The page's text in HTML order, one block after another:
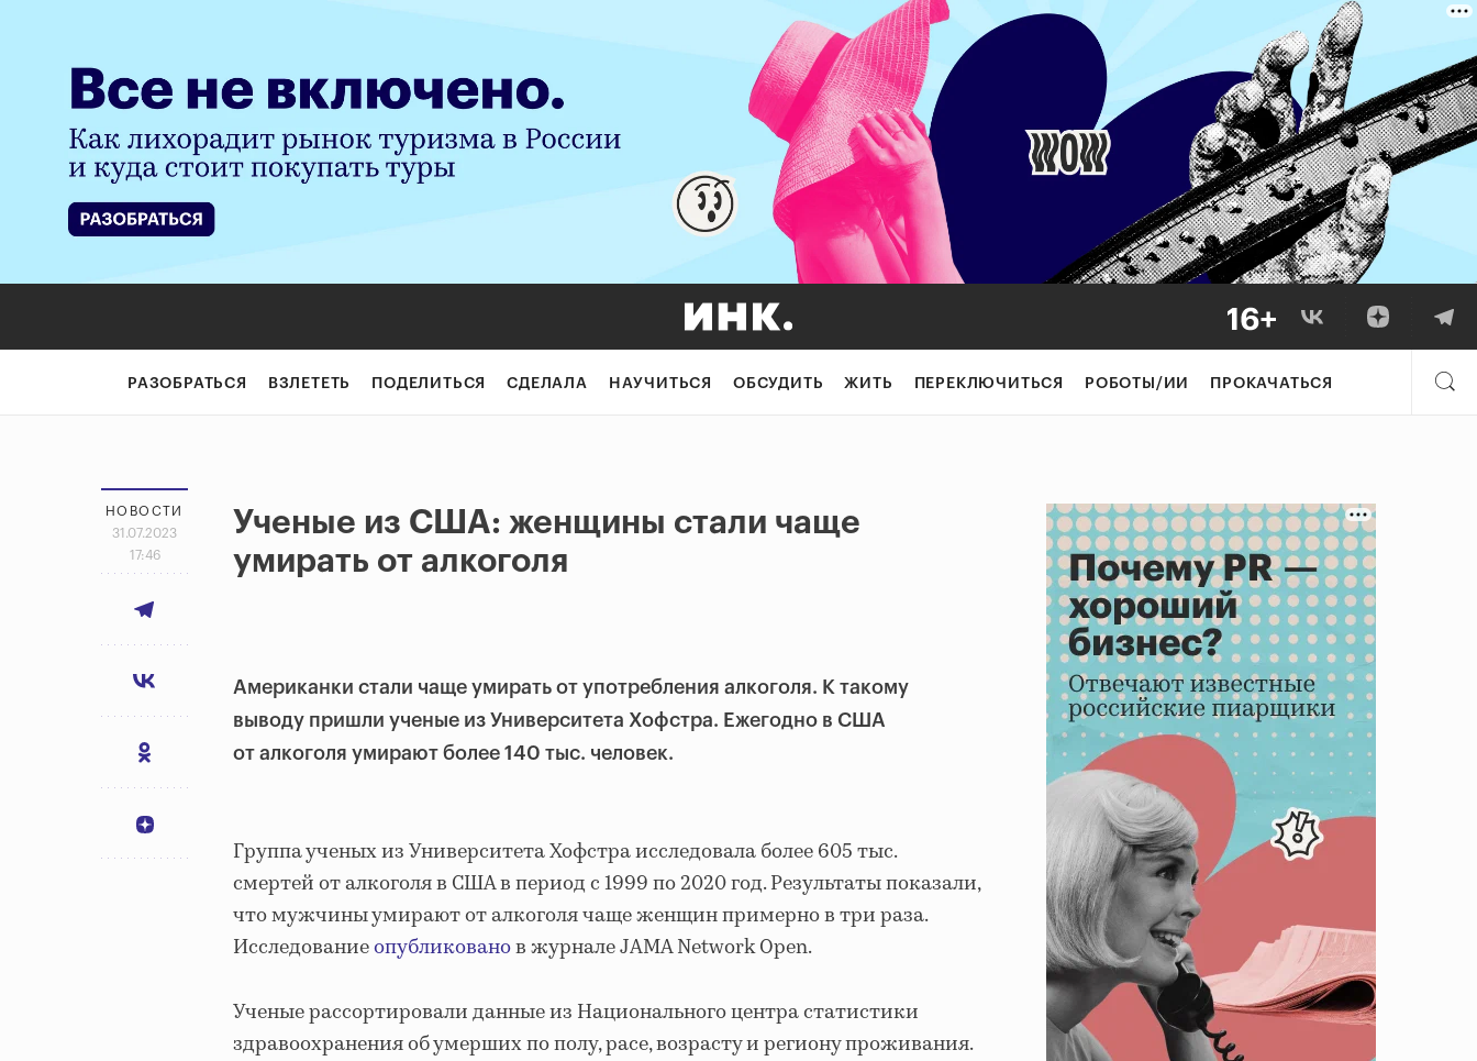
РАЗОБРАТЬСЯ ВЗЛЕТЕТЬ ПОДЕЛИТЬСЯ СДЕЛАЛА НАУЧИТЬСЯ ОБСУДИТЬ ЖИТЬ ПЕРЕКЛЮЧИТЬСЯ РОБОТЫ/ИИ ПРОКАЧАТЬСЯ
НОВОСТИ
31.07.2023
17:46
Ученые из США: женщины стали чаще
умирать от алкоголя
Американки стали чаще умирать от употребления алкоголя. К такому
выводу пришли ученые из Университета Хофстра. Ежегодно в США
от алкоголя умирают более 140 тыс. человек.
Группа ученых из Университета Хофстра исследовала более 605 тыс.
смертей от алкоголя в США в период с 1999 по 2020 год. Результаты показали,
что мужчины умирают от алкоголя чаще женщин примерно в три раза.
Исследованиеопубликованов журнале JAMA Network Open.
Ученые рассортировали данные из Национального центра статистики
здравоохранения об умерших по полу, расе, возрасту и региону проживания.